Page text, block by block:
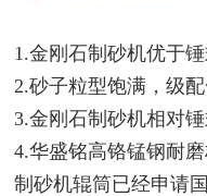
1.金刚石制砂机优于
2.砂子粒型饱满，级
3.金刚石制砂机相对
4.华盛铭高铬锰钢耐
制砂机辊筒已经申请